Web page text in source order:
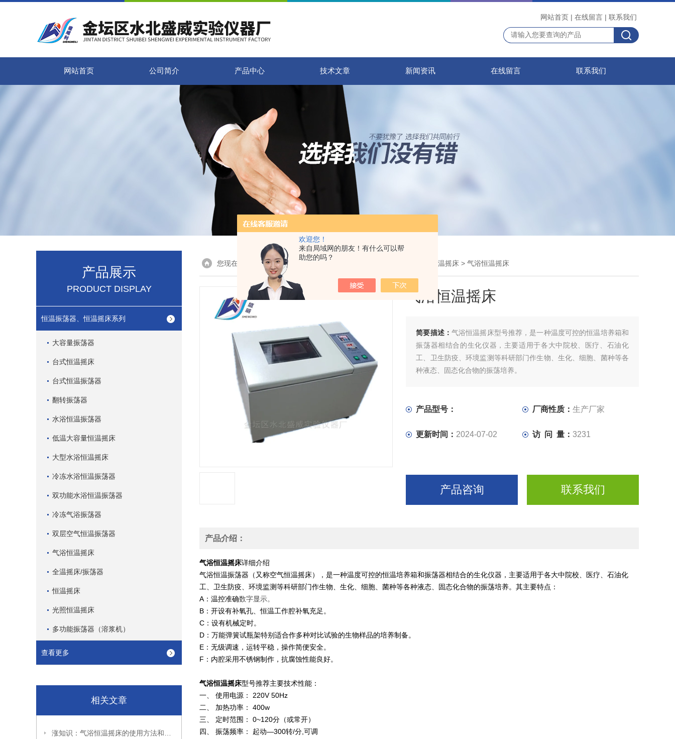
欢迎您！
来自局域网的朋友！有什么可以帮
助您的吗？
网站首页 | 在线留言 | 联系我们
网站首页 公司简介 产品中心 技术文章 新闻资讯 在线留言 联系我们
产品展示
PRODUCT DISPLAY
恒温振荡器、恒温摇床系列
大容量振荡器
台式恒温摇床
台式恒温振荡器
翻转振荡器
水浴恒温振荡器
低温大容量恒温摇床
大型水浴恒温摇床
冷冻水浴恒温振荡器
双功能水浴恒温振荡器
冷冻气浴振荡器
双层空气恒温振荡器
气浴恒温摇床
全温摇床/振荡器
恒温摇床
光照恒温摇床
多功能振荡器（溶浆机）
查看更多
相关文章
您现在的位置：首页> 产品展示 > 恒温振荡器、恒温摇床系列 气浴恒温摇床 > 气浴恒温摇床
气浴恒温摇床
简要描述： 气浴恒温摇床型号推荐，是一种温度可控的恒温培养箱和
振荡器相结合的生化仪器，主要适用于各大中院校、医疗、石油化
工、卫生防疫、环境监测等科研部门作生物、生化、细胞、菌种等各
种液态、固态化合物的振荡培养。
产品型号： 厂商性质：生产厂家
更新时间： 2024-07-02 访 问 量：3231
产品咨询 联系我们
产品介绍：
气浴恒温摇床详细介绍
气浴恒温振荡器（又称空气恒温摇床），是一种温度可控的恒温培养箱和振荡器相结合的生化仪器，主要适用于各大中院校、医疗、石油化
工、卫生防疫、环境监测等科研部门作生物、生化、细胞、菌种等各种液态、固态化合物的振荡培养。其主要特点：
A：温控准确数字显示。
B：开设有补氧孔、恒温工作腔补氧充足。
C：设有机械定时。
D：万能弹簧试瓶架特别适合作多种对比试验的生物样品的培养制备。
E：无级调速，运转平稳，操作简便安全。
F：内腔采用不锈钢制作，抗腐蚀性能良好。
气浴恒温摇床型号推荐主要技术性能：
一、 使用电源： 220V 50Hz
二、 加热功率： 400w
三、 定时范围： 0~120分（或常开）
四、 振荡频率： 起动—300转/分,可调